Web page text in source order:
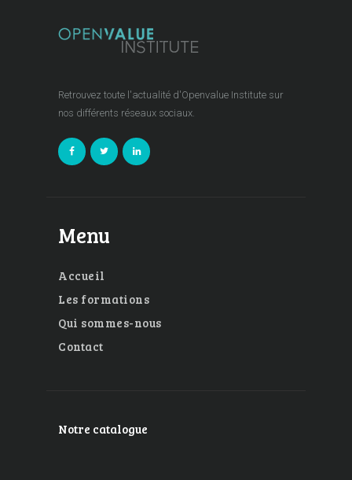
Retrouvez toute l'actualité d'Openvalue Institute sur
nos différents réseaux sociaux.
Menu
Accueil
Les formations
Qui sommes-nous
Contact
Notre catalogue